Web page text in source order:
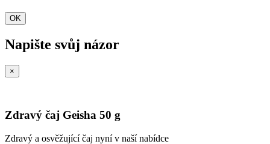
OK
Napište svůj názor
×
Zdravý čaj Geisha 50 g
Zdravý a osvěžující čaj nyní v naší nabídce